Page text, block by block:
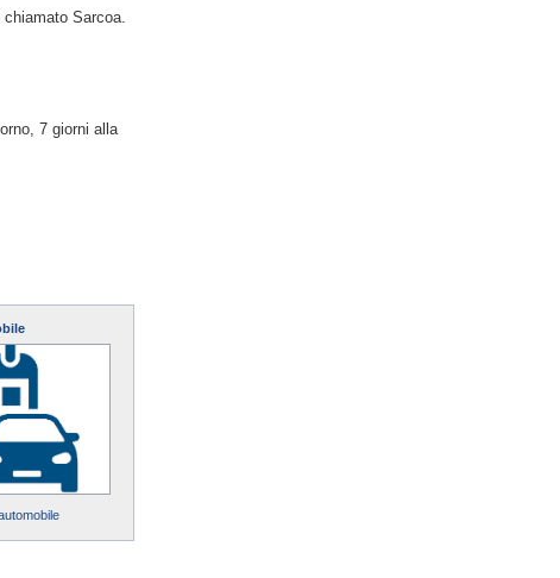
Sarcoa.
7 giorni alla